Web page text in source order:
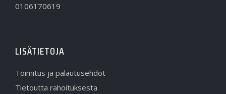
0106170619
LISÄTIETOJA
Toimitus ja palautusehdot
Tietoutta rahoituksesta